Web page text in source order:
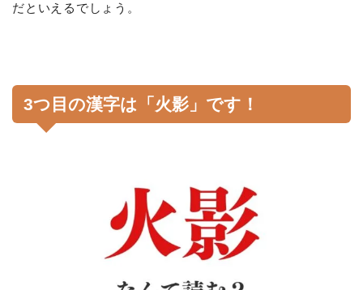
だといえるでしょう。
3つ目の漢字は「火影」です！